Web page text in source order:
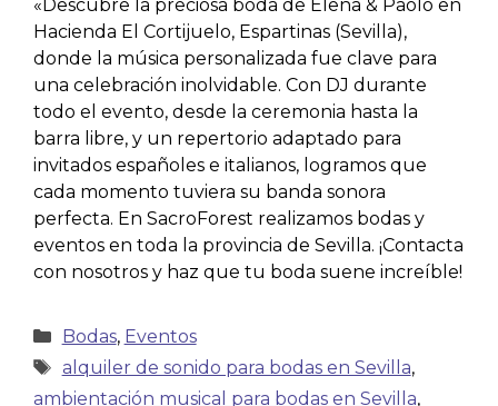
«Descubre la preciosa boda de Elena & Paolo en
Hacienda El Cortijuelo, Espartinas (Sevilla),
donde la música personalizada fue clave para
una celebración inolvidable. Con DJ durante
todo el evento, desde la ceremonia hasta la
barra libre, y un repertorio adaptado para
invitados españoles e italianos, logramos que
cada momento tuviera su banda sonora
perfecta. En SacroForest realizamos bodas y
eventos en toda la provincia de Sevilla. ¡Contacta
con nosotros y haz que tu boda suene increíble!
Bodas, Eventos
alquiler de sonido para bodas en Sevilla,
ambientación musical para bodas en Sevilla,